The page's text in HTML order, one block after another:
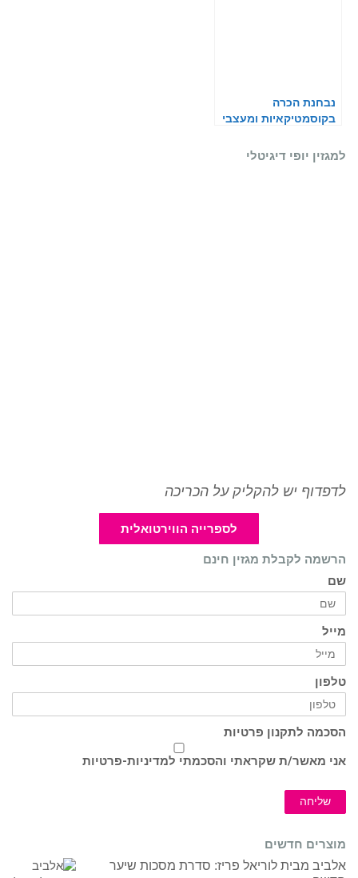
נבחנת הכרה
בקוסמטיקאיות ומעצבי
למגזין יופי דיגיטלי
לדפדוף יש להקליק על הכריכה
לספרייה הווירטואלית
הרשמה לקבלת מגזין חינם
שם
מייל
טלפון
הסכמה לתקנון פרטיות
אני מאשר/ת שקראתי והסכמתי למדיניות-פרטיות
שליחה
מוצרים חדשים
אלביב מבית לוריאל פריז: סדרת מסכות שיער